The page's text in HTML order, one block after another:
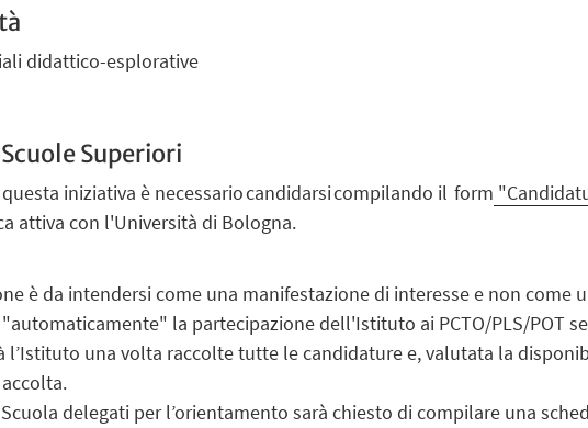
didattico-esplorative
Superiori
iniziativa è necessario candidarsi compilando il form
attiva con l'Università di Bologna.
è da intendersi come una manifestazione di interesse e noncome
la partecipazione dell'Istituto ai PCTO/PLS/POT
una volta raccolte tutte le candidature e, valutata la
delegati per l’orientamento sarà chiesto di compilare una